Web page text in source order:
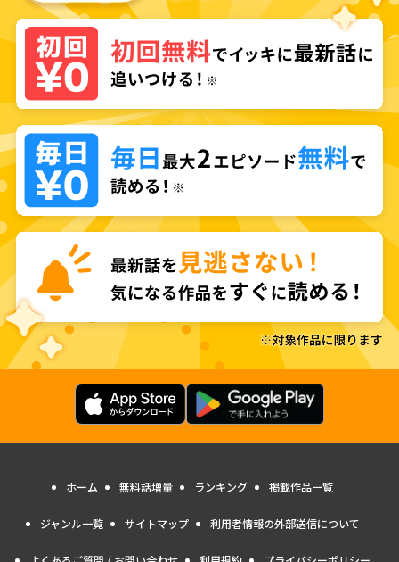
ホーム 無料話増量 ランキング 掲載作品一覧
ジャンル一覧 サイトマップ 利用者情報の外部送信について